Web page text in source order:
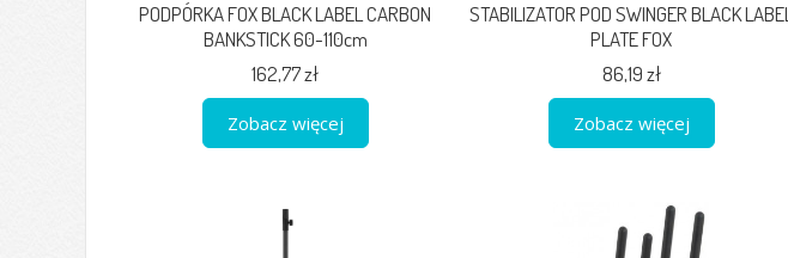
PODPÓRKA FOX BLACK LABEL CARBON
BANKSTICK 60-110cm
162,77 zł
Zobacz więcej
STABILIZATOR POD SWINGER BLACK LABEL
PLATE FOX
86,19 zł
Zobacz więcej